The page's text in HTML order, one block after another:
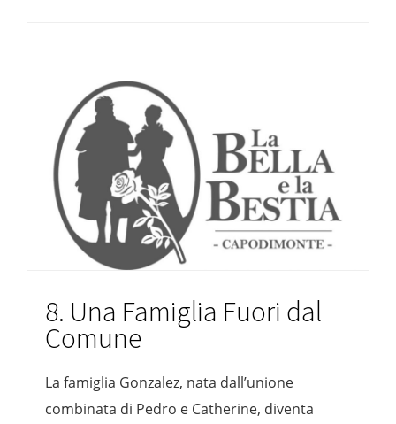
8. Una Famiglia Fuori dal
Comune
La famiglia Gonzalez, nata dall’unione
combinata di Pedro e Catherine, diventa